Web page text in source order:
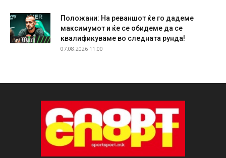
Положани: На реваншот ќе го дадеме
максимумот и ќе се обидеме да се
квалификуваме во следната рунда!
07.08.2026 11:00